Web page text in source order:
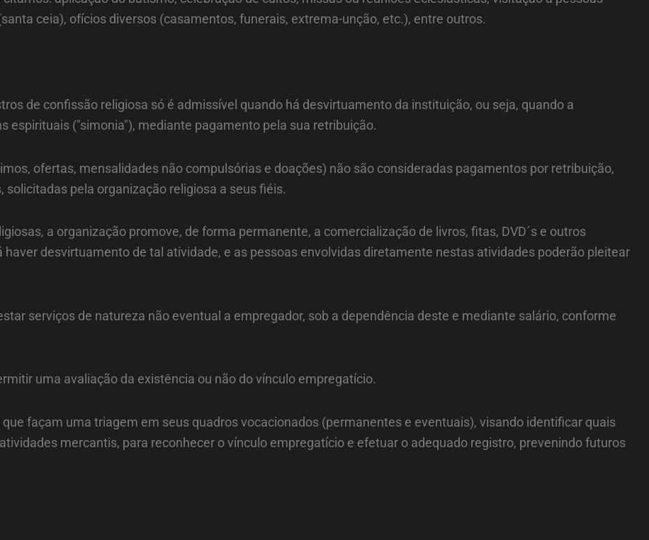
ceia), ofícios diversos (casamentos, funerais, extrema-unção, etc.), entre outros.
de confissão religiosa só é admissível quando há desvirtuamento da instituição, ou seja, quando a
espirituais ("simonia"), mediante pagamento pela sua retribuição.
ofertas, mensalidades não compulsórias e doações) não são consideradas pagamentos por retribuição,
pela organização religiosa a seus fiéis.
a organização promove, de forma permanente, a comercialização de livros, fitas, DVD´s e outros
desvirtuamento de tal atividade, e as pessoas envolvidas diretamente nestas atividades poderão pleitear
serviços de natureza não eventual a empregador, sob a dependência deste e mediante salário, conforme
uma avaliação da existência ou não do vínculo empregatício.
façam uma triagem em seus quadros vocacionados (permanentes e eventuais), visando identificar quais
mercantis, para reconhecer o vínculo empregatício e efetuar o adequado registro, prevenindo futuros